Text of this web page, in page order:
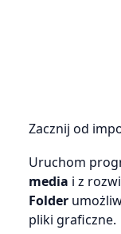
Zacznij od
Uruchom
media i z
Folder
pliki graficzne.